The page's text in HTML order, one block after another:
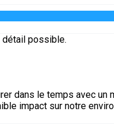
détail possible.
dans le temps avec un
impact sur notre